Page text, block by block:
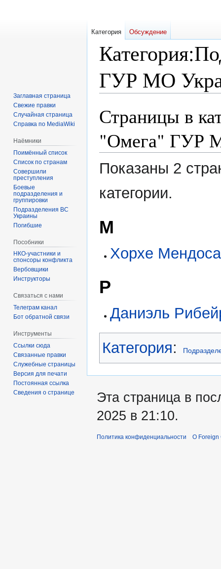
Категория:
ГУР МО
ккСтраницы в
"Омега" ГУР
Показаны 2
категории.
М
Хорхе
Р
Даниэль
Категория:
Категория Обсуждение
Заглавная страница
Свежие правки
Случайная страница
Справка по MediaWiki
Наёмники
Поимённый список
Список по странам
Совершили
преступления
Боевые
подразделения и
группировки
Подразделения ВС
Украины
Погибшие
Пособники
спонсоры конфликта
‏‎Вербовщики
Инструкторы
Связаться с нами
Телеграм канал
Бот обратной связи
Инструменты
Ссылки сюда
Связанные правки
Служебные страницы
Версия для печати
Постоянная ссылка
Сведения о странице
Эта страница в
2025 в 21:10.
Политика конфиденциальности О Foreign